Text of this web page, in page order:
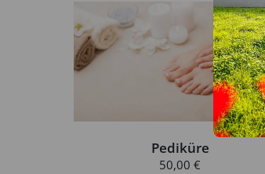
Pediküre
50,00 €